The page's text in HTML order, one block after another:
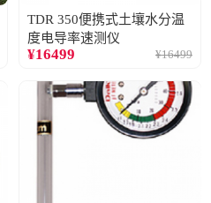
TDR 350便携式土壤水分温
度电导率速测仪
¥16499 ¥16499